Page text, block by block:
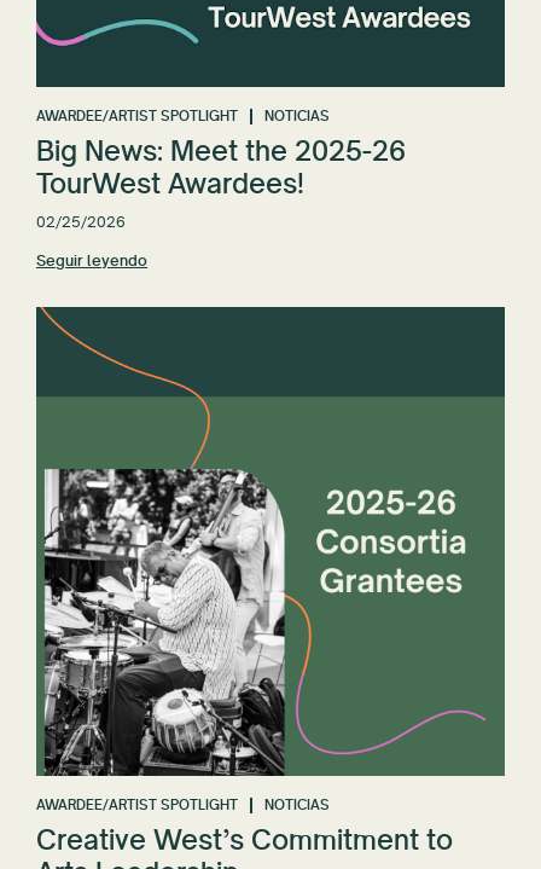
AWARDEE/ARTIST SPOTLIGHT NOTICIAS
Big News: Meet the 2025-26
TourWest Awardees!
02/25/2026
Seguir leyendo
AWARDEE/ARTIST SPOTLIGHT NOTICIAS
Creative West’s Commitment to